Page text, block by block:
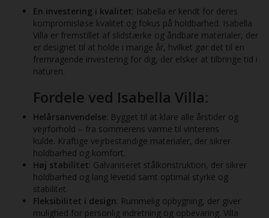
En investering i kvalitet: Isabella er kendt for deres
kompromisløse kvalitet og fokus på holdbarhed. Isabella
Villa er fremstillet af slidstærke og åndbare materialer, der
er designet til at holde i mange år, hvilket gør det til en
fremragende investering for dig, der elsker at tilbringe tid i
naturen.
Fordele ved Isabella Villa:
Helårsanvendelse: Bygget til at klare alle årstider og
vejrforhold – fra sommerens varme til vinterens
kulde. Kraftige vejrbestandige materialer, der sikrer
holdbarhed og komfort.
Høj stabilitet: Galvaniseret stålkonstruktion, der sikrer
holdbarhed og lang levetid samt optimal styrke og
stabilitet.
Fleksibilitet i design: Rummelig opbygning, der giver
mulighed for personlig indretning og opbevaring. Villa